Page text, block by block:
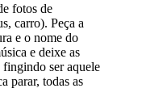
fotos de
carro). Peça a
e o nome do
e deixe as
fingindo ser aquele
parar, todas as